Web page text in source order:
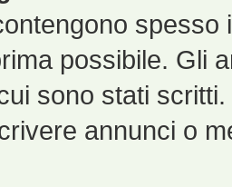
possibile. Gli
sono stati
annunci o